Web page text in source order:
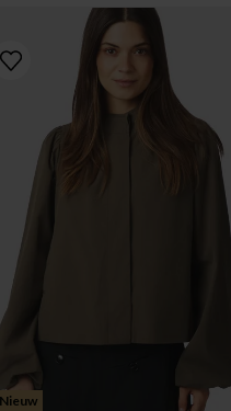
Nieuw